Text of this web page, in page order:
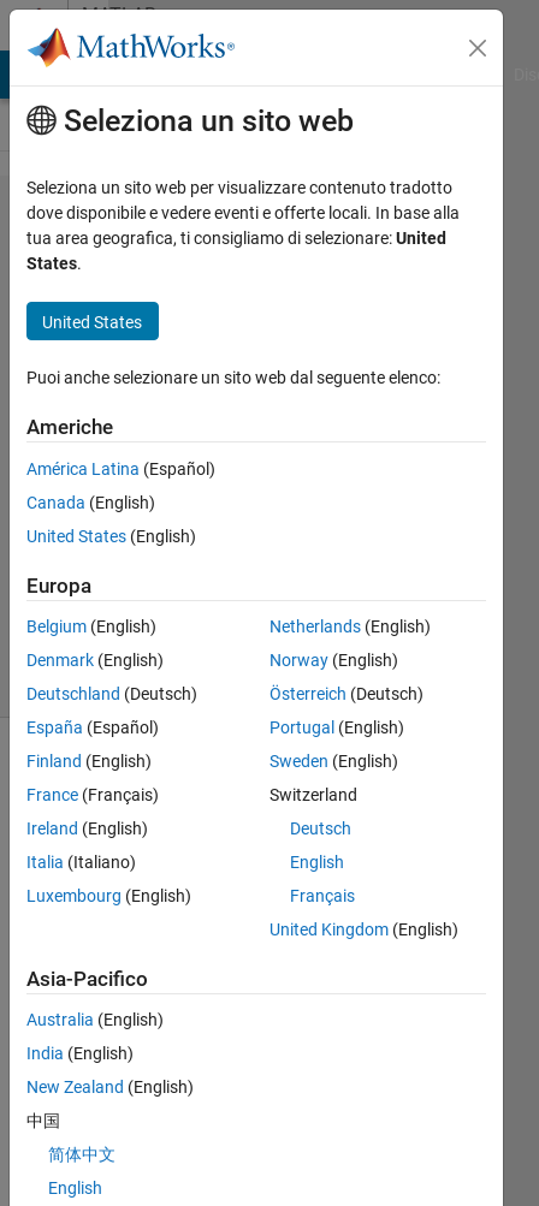
Vai al contenutoMATLAB
Answers
Simulink
subsystem
GUI
Francesco
5 Lug
2016
1
Risposta
11 Nov
2018
41
Visualizzazioni
(30 giorni)
e
any
mm
and
or
hod
to
Seleziona un sito web
Seleziona un sito web per visualizzare contenuto tradotto
dove disponibile e vedere eventi e offerte locali. In base alla
tua area geografica, ti consigliamo di selezionare:United
States.
United States
Puoi anche selezionare un sito web dal seguente elenco:
Americhe
América Latina (Español)
Canada (English)
United States (English)
Europa
Belgium (English)
Denmark (English)
Deutschland (Deutsch)
España (Español)
Finland (English)
France (Français)
Ireland (English)
Italia (Italiano)
Luxembourg (English)
Netherlands(English)
Norway(English)
Österreich (Deutsch)
Portugal (English)
Sweden (English)
Switzerland
Deutsch
English
Français
United Kingdom(English)
Asia-Pacifico
Australia (English)
India (English)
New Zealand (English)
中国
简体中文
English